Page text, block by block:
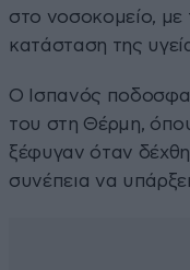
στο νοσοκομείο, με
κατάσταση της
Ο Ισπανός
του στη Θέρμη,
ξέφυγαν όταν
συνέπεια να